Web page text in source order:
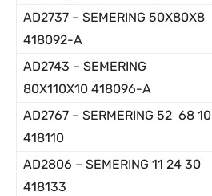
AD2737 – SEMERING 50X80X8
418092-A
AD2743 – SEMERING
80X110X10 418096-A
AD2767 – SERMERING 52 68 10
418110
AD2806 – SEMERING 11 24 30
418133